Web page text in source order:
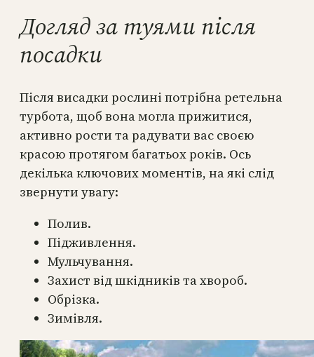
Догляд за туями після
посадки
Після висадки рослині потрібна ретельна
турбота, щоб вона могла прижитися,
активно рости та радувати вас своєю
красою протягом багатьох років. Ось
декілька ключових моментів, на які слід
звернути увагу:
Полив.
Підживлення.
Мульчування.
Захист від шкідників та хвороб.
Обрізка.
Зимівля.